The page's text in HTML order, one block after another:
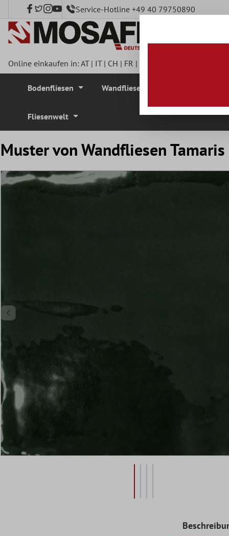
springen Service-Hotline +49 40 79750890
Online einkaufen in:AT| IT| CH | FR |
Bodenfliesen Wandfliesen
Fliesenwelt
Muster von Wandfliesen